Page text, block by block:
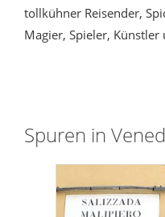
tollkühner Reisender,
Magier, Spieler,
Spuren in